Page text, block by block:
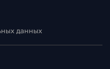
данных